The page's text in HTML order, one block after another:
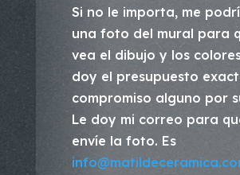
Si no le importa, me
una foto del mural para
vea el dibujo y los
doy el presupuesto
compromiso alguno por
Le doy mi correo para
envíe la foto. Es